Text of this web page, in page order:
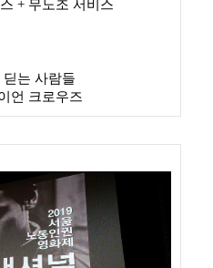
+ 무노조 서비스
딛는 사람들
언 크로우즈